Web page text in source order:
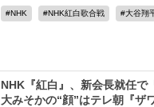
NHK NHK紅白歌合戦 大谷翔
NHK『紅白』、新会長就任
大みそかの“顔”はテレ朝『ザ